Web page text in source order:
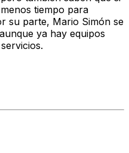
tiempo para
su parte, Mario Simón se
ya hay equipos